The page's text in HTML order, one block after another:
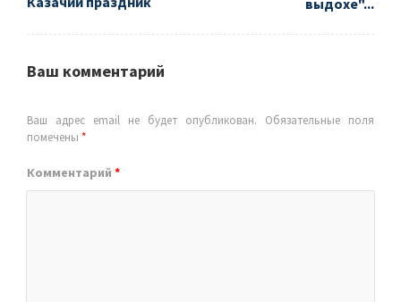
Ваш комментарий
Ваш адрес email не будет опубликован.
Обязательные поля
помечены *
Комментарий *